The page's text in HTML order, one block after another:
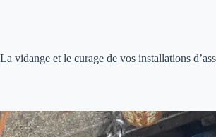
La vidange et le curage de vos installations